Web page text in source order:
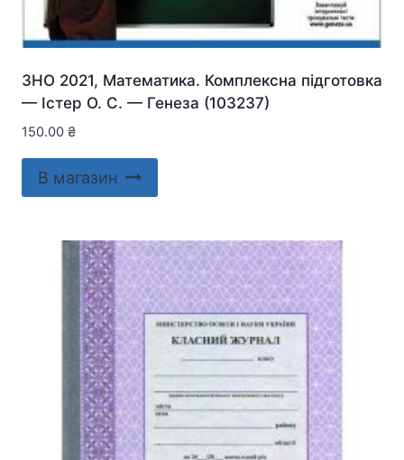
ЗНО 2021, Математика. Комплексна підготовка
— Істер О. С. — Генеза (103237)
150.00 ₴
В магазин